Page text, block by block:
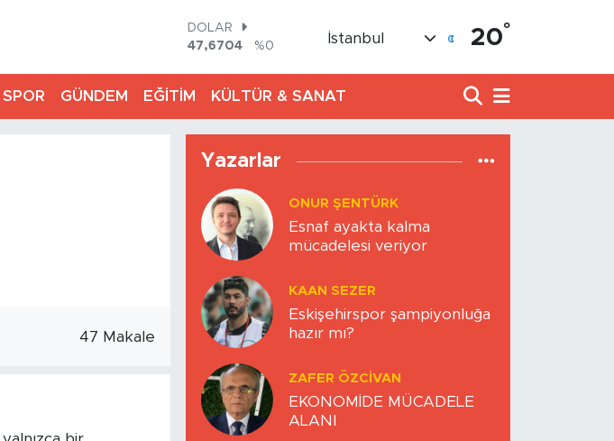
DOLAR
47,6704
%0
STERLİN
64,2143
%0
GRAM ALTIN
6500.87
%0.12
13.799
%70
BITCOIN
64.643,95
%0.16
İstanbul 20°
SPOR GÜNDEM EĞİTİM KÜLTÜR & SANAT
47 Makale
Yazarlar
ONUR ŞENTÜRK
Esnaf ayakta kalma
mücadelesi veriyor
KAAN SEZER
Eskişehirspor şampiyonluğa
hazır mı?
ZAFER ÖZCIVAN
EKONOMİDE MÜCADELE
ALANI